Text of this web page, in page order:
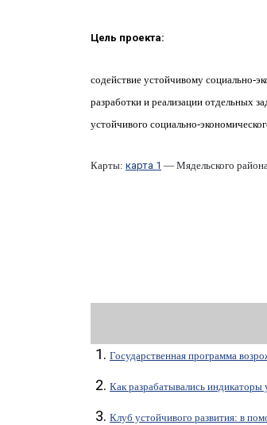
Цель проекта:
содействие устойчивому социально-
разработки и реализации отдельных
устойчивого социально-
Карты: карта 1 — Мядельского
Государственная программа
Как разрабатывались индикаторы
Клуб устойчивого развития: в